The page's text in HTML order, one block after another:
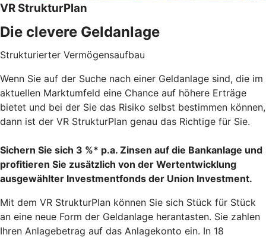
VR StrukturPlan
Die clevere Geldanlage
Strukturierter Vermögensaufbau
Wenn Sie auf der Suche nach einer Geldanlage sind, die im
aktuellen Marktumfeld eine Chance auf höhere Erträge
bietet und bei der Sie das Risiko selbst bestimmen können,
dann ist der VR StrukturPlan genau das Richtige für Sie.
Sichern Sie sich 3 %* p.a. Zinsen auf die Bankanlage und
profitieren Sie zusätzlich von der Wertentwicklung
ausgewählter Investmentfonds der Union Investment.
Mit dem VR StrukturPlan können Sie sich Stück für Stück
an eine neue Form der Geldanlage herantasten. Sie zahlen
Ihren Anlagebetrag auf das Anlagekonto ein. In 18